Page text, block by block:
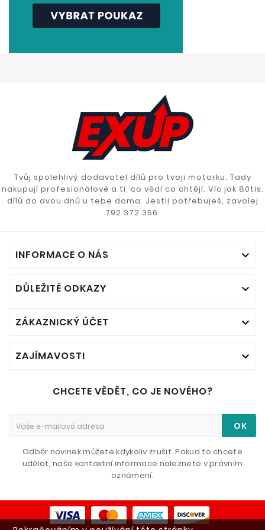
Tvůj spolehlivý dodavatel dílů pro tvoji motorku. Tady
nakupují profesionálové a ti, co vědí co chtějí. Víc jak 80tis.
dílů do dvou dnů u tebe doma. Jestli potřebuješ, zavolej
792 372 356.
INFORMACE O NÁS 
DŮLEŽITÉ ODKAZY 
ZÁKAZNICKÝ ÚČET 
ZAJÍMAVOSTI 
CHCETE VĚDĚT, CO JE NOVÉHO?
OK
Odběr novinek můžete kdykoliv zrušit. Pokud to chcete
udělat, naše kontaktní informace naleznete v právním
oznámení.